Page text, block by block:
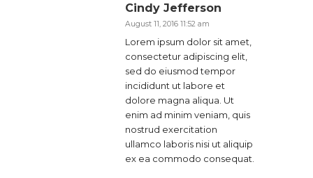
Cindy Jefferson
August 11, 2016 11:52 am
Lorem ipsum dolor sit amet,
consectetur adipiscing elit,
sed do eiusmod tempor
incididunt ut labore et
dolore magna aliqua. Ut
enim ad minim veniam, quis
nostrud exercitation
ullamco laboris nisi ut aliquip
ex ea commodo consequat.